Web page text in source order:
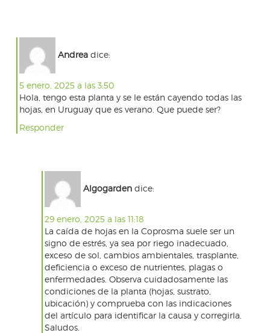
Andrea dice:
5 enero, 2025 a las 3:50
Hola, tengo esta planta y se le están cayendo todas las
hojas, en Uruguay que es verano. Que puede ser?
Responder
Algogarden dice:
29 enero, 2025 a las 11:18
La caída de hojas en la Coprosma suele ser un
signo de estrés, ya sea por riego inadecuado,
exceso de sol, cambios ambientales, trasplante,
deficiencia o exceso de nutrientes, plagas o
enfermedades. Observa cuidadosamente las
condiciones de la planta (hojas, sustrato,
ubicación) y comprueba con las indicaciones
del artículo para identificar la causa y corregirla.
Saludos.